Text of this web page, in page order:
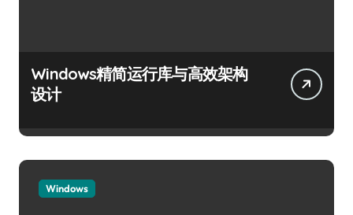
Windows精简运行库与高效架构
设计
Windows